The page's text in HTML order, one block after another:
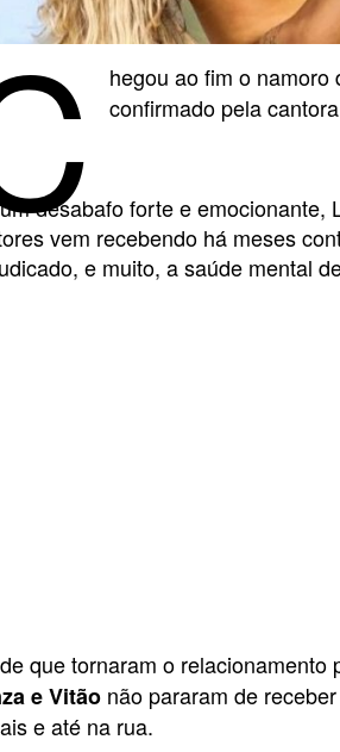
hegou ao fim o namoro
confirmado pela
desabafo forte e
vem recebendo há meses
e muito, a saúde mental
que tornaram o relacionamento
e Vitão não pararam de
e até na rua.